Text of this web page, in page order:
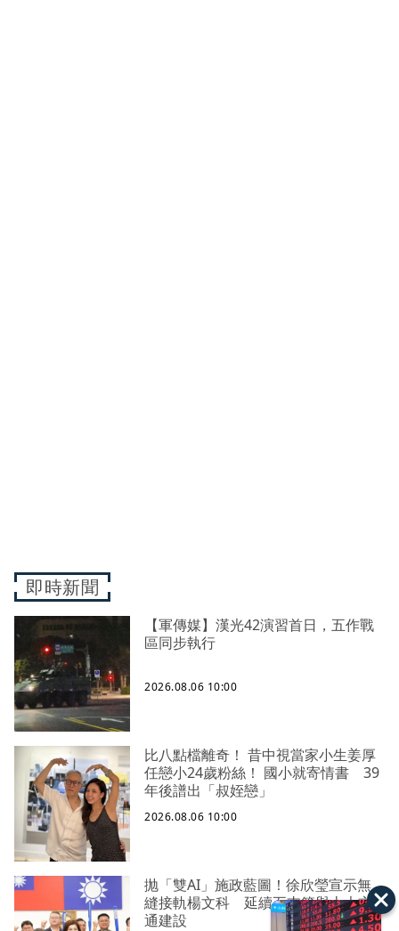
即時新聞
【軍傳媒】漢光42演習首日，五作戰
區同步執行
2026.08.06 10:00
比八點檔離奇！ 昔中視當家小生姜厚
任戀小24歲粉絲！ 國小就寄情書 39
年後譜出「叔姪戀」
2026.08.06 10:00
抛「雙AI」施政藍圖！徐欣瑩宣示無
縫接軌楊文科 延續五支箭與十大交
通建設